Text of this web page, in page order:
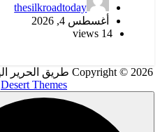
thesilkroadtoday
أغسطس 4, 2026
14 views
Desert Themes